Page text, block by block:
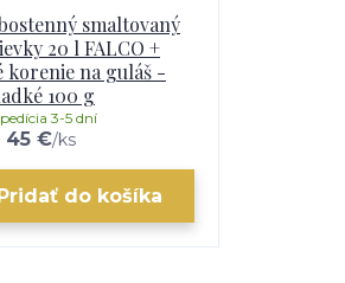
smaltovaný
20 l FALCO +
korenie na guláš -
100 g
45 €/ks
3-5 dní
do košíka